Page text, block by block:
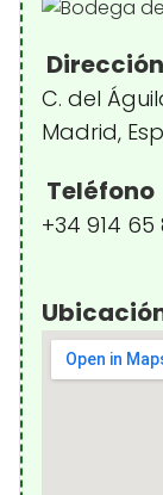
Dirección
C. del
Madrid,
Teléfono
+34 914 65